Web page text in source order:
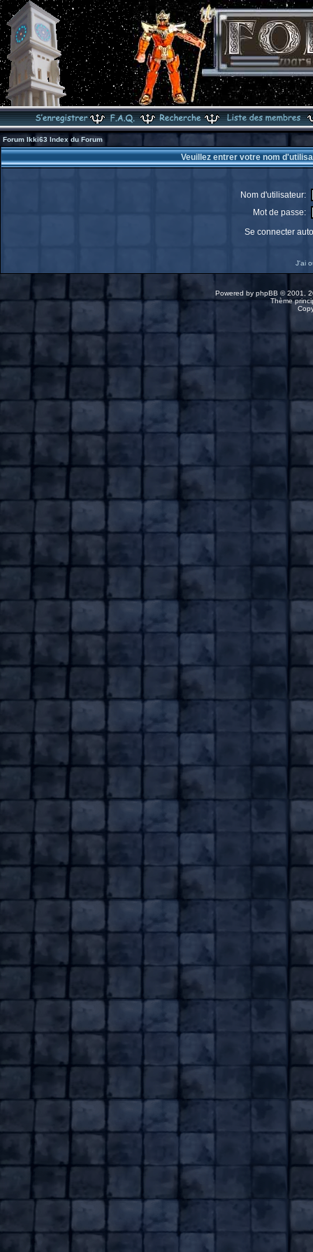
Forum Ikki63 Index du Forum
Veuillez entrer votre nom
Nom d'utilisateur:
Mot de passe:
Se connecter
J'ai
Powered by phpBB © 2001,
Thème